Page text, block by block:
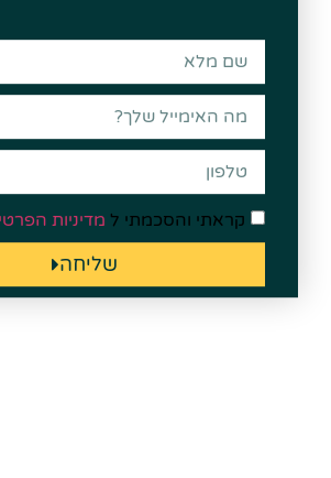
קראתי והסכמתי ל מדיניות
שליחה